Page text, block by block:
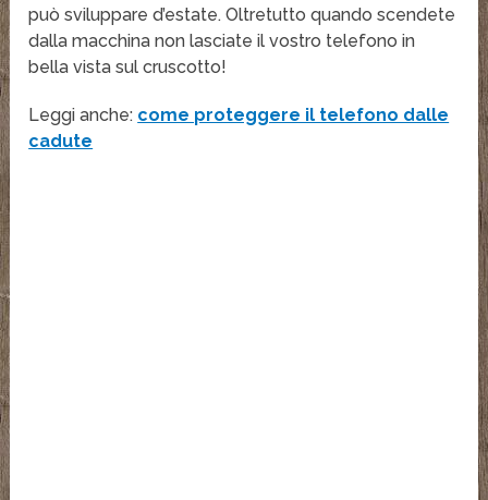
può sviluppare d’estate. Oltretutto quando scendete
dalla macchina non lasciate il vostro telefono in
bella vista sul cruscotto!
Leggi anche: come proteggere il telefono dalle
cadute